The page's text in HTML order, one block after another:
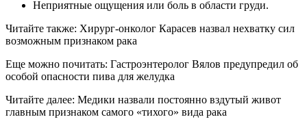
Неприятные ощущения или боль в области груди.
Читайте также: Хирург-онколог Карасев назвал нехватку сил
возможным признаком рака
Еще можно почитать: Гастроэнтеролог Вялов предупредил об
особой опасности пива для желудка
Читайте далее: Медики назвали постоянно вздутый живот
главным признаком самого «тихого» вида рака